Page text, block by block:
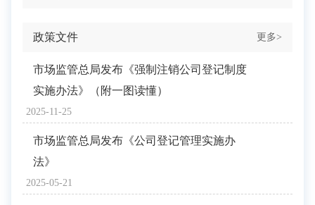
政策文件 更多>
2025-11-25
市场监管总局发布《强制注销公司登记制度
实施办法》（附一图读懂）
2025-05-21
市场监管总局发布《公司登记管理实施办
法》